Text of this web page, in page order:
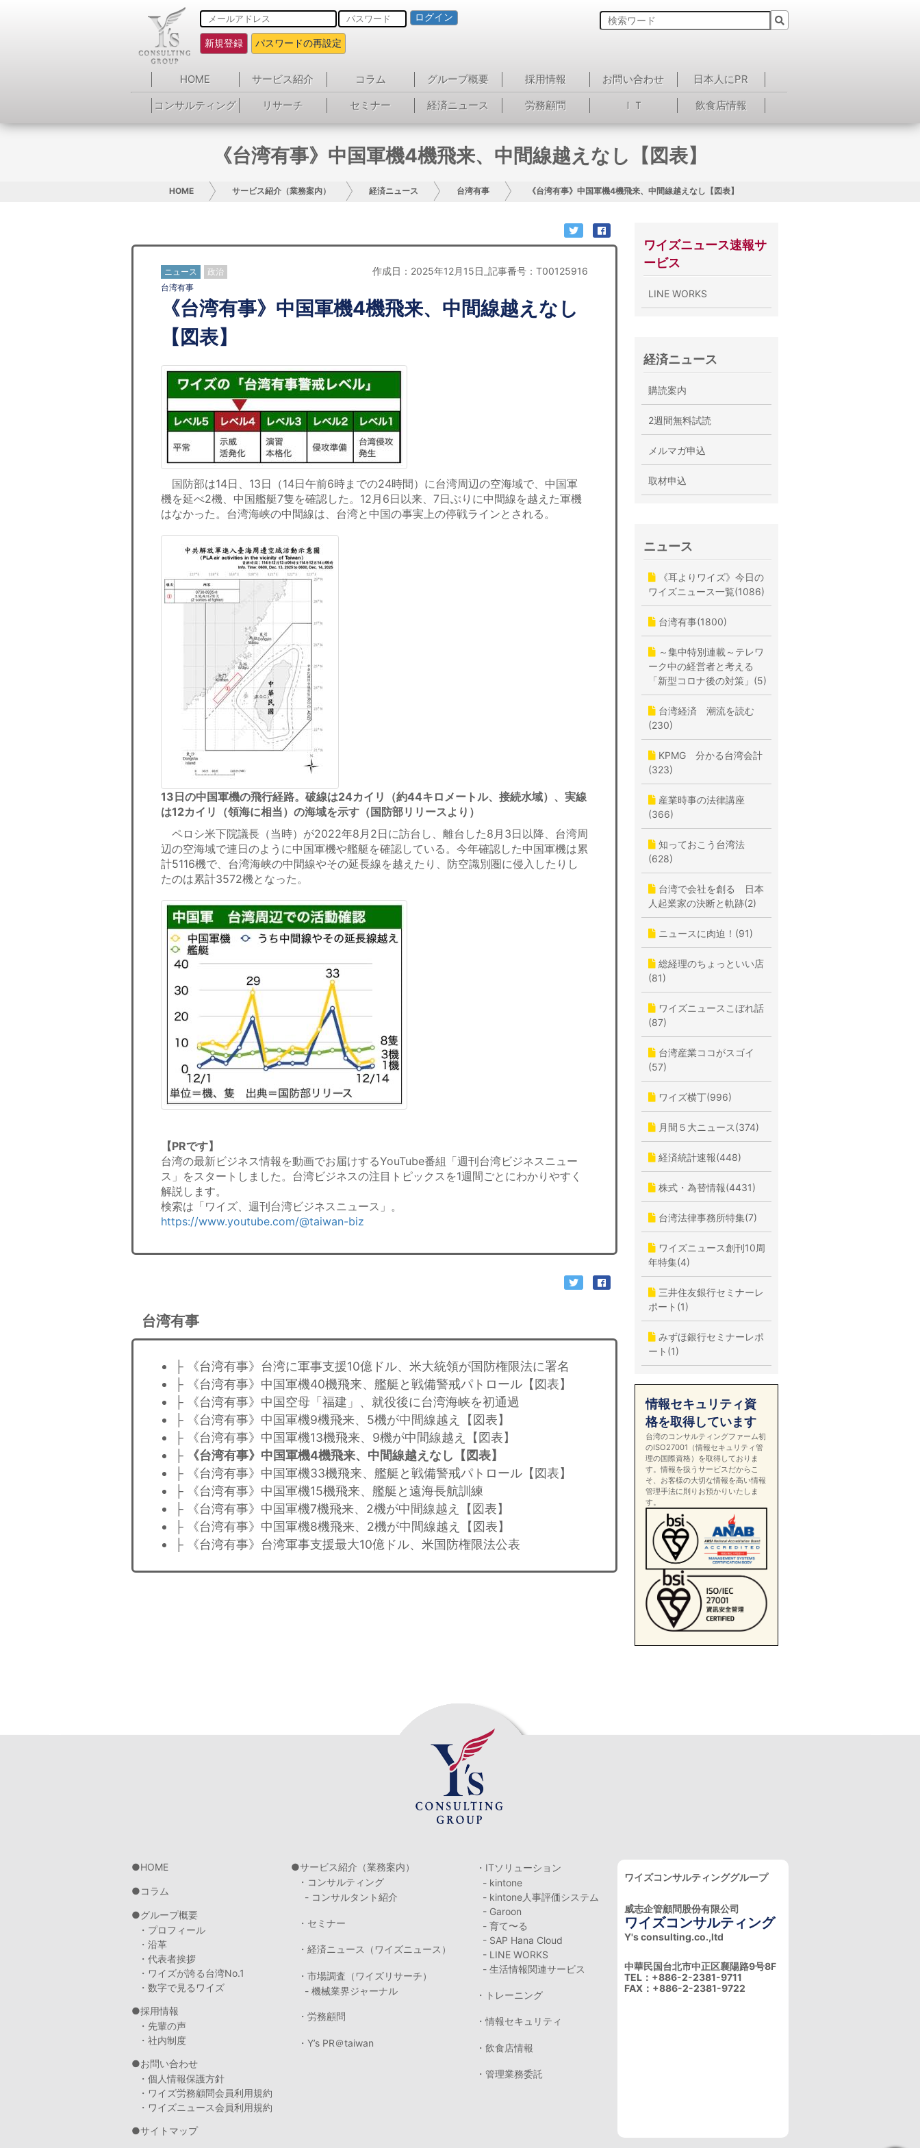
ログイン
新規登録 パスワードの再設定
HOME サービス紹介 コラム グループ概要 採用情報 お問い合わせ
日本人にPR
コンサルティング
リサーチ セミナー 経済ニュース 労務顧問 ＩＴ 飲食店情報
《台湾有事》中国軍機4機飛来、中間線越えなし【図表】
HOME サービス紹介（業務案内） 経済ニュース 台湾有事 《台湾有事》中国軍機4機飛来、中間線越えなし【図表】
ニュース 政治 作成日：2025年12月15日_記事番号：T00125916
台湾有事
《台湾有事》中国軍機4機飛来、中間線越えなし
【図表】
国防部は14日、13日（14日午前6時までの24時間）に台湾周辺の空海域で、中国軍
機を延べ2機、中国艦艇7隻を確認した。12月6日以来、7日ぶりに中間線を越えた軍機
はなかった。台湾海峡の中間線は、台湾と中国の事実上の停戦ラインとされる。
13日の中国軍機の飛行経路。破線は24カイリ（約44キロメートル、接続水域）、実線
は12カイリ（領海に相当）の海域を示す（国防部リリースより）
ペロシ米下院議長（当時）が2022年8月2日に訪台し、離台した8月3日以降、台湾周
辺の空海域で連日のように中国軍機や艦艇を確認している。今年確認した中国軍機は累
計5116機で、台湾海峡の中間線やその延長線を越えたり、防空識別圏に侵入したりし
たのは累計3572機となった。
【PRです】
台湾の最新ビジネス情報を動画でお届けするYouTube番組「週刊台湾ビジネスニュー
ス」をスタートしました。台湾ビジネスの注目トピックスを1週間ごとにわかりやすく
解説します。
検索は「ワイズ、週刊台湾ビジネスニュース」。
https://www.youtube.com/@taiwan-biz
台湾有事
├ 《台湾有事》台湾に軍事支援10億ドル、米大統領が国防権限法に署名
├ 《台湾有事》中国軍機40機飛来、艦艇と戦備警戒パトロール【図表】
├ 《台湾有事》中国空母「福建」、就役後に台湾海峡を初通過
├ 《台湾有事》中国軍機9機飛来、5機が中間線越え【図表】
├ 《台湾有事》中国軍機13機飛来、9機が中間線越え【図表】
├
《台湾有事》中国軍機4機飛来、中間線越えなし【図表】
├ 《台湾有事》中国軍機33機飛来、艦艇と戦備警戒パトロール【図表】
├ 《台湾有事》中国軍機15機飛来、艦艇と遠海長航訓練
├ 《台湾有事》中国軍機7機飛来、2機が中間線越え【図表】
├ 《台湾有事》中国軍機8機飛来、2機が中間線越え【図表】
├ 《台湾有事》台湾軍事支援最大10億ドル、米国防権限法公表
ワイズニュース速報サ
ービス
LINE WORKS
経済ニュース
購読案内
2週間無料試読
メルマガ申込
取材申込
ニュース
《耳よりワイズ》今日の
ワイズニュース一覧(1086)
台湾有事(1800)
～集中特別連載～テレワ
ーク中の経営者と考える
「新型コロナ後の対策」(5)
台湾経済 潮流を読む
(230)
KPMG 分かる台湾会計
(323)
産業時事の法律講座
(366)
知っておこう台湾法
(628)
台湾で会社を創る 日本
人起業家の決断と軌跡(2)
ニュースに肉迫！(91)
総経理のちょっといい店
(81)
ワイズニュースこぼれ話
(87)
台湾産業ココがスゴイ
(57)
ワイズ横丁(996)
月間５大ニュース(374)
経済統計速報(448)
株式・為替情報(4431)
台湾法律事務所特集(7)
ワイズニュース創刊10周
年特集(4)
三井住友銀行セミナーレ
ポート(1)
みずほ銀行セミナーレポ
ート(1)
情報セキュリティ資
格を取得しています
台湾のコンサルティングファーム初
のISO27001（情報セキュリティ管
理の国際資格）を取得しておりま
す。情報を扱うサービスだからこ
そ、お客様の大切な情報を高い情報
管理手法に則りお預かりいたしま
す。
HOME
コラム
グループ概要
・プロフィール
・沿革
・代表者挨拶
・ワイズが誇る台湾No.1
・数字で見るワイズ
採用情報
・先輩の声
・社内制度
お問い合わせ
・個人情報保護方針
・ワイズ労務顧問会員利用規約
・ワイズニュース会員利用規約
サイトマップ
サービス紹介（業務案内）
・コンサルティング
- コンサルタント紹介
・セミナー
・経済ニュース（ワイズニュース）
・市場調査（ワイズリサーチ）
- 機械業界ジャーナル
・労務顧問
・Y’s PR＠taiwan
・ITソリューション
- kintone
- kintone人事評価システム
- Garoon
- 育て〜る
- SAP Hana Cloud
- LINE WORKS
- 生活情報関連サービス
・トレーニング
・情報セキュリティ
・飲食店情報
・管理業務委託
ワイズコンサルティンググループ
威志企管顧問股份有限公司
ワイズコンサルティング
Y's consulting.co.,ltd
中華民国台北市中正区襄陽路9号8F
TEL：+886-2-2381-9711
FAX：+886-2-2381-9722